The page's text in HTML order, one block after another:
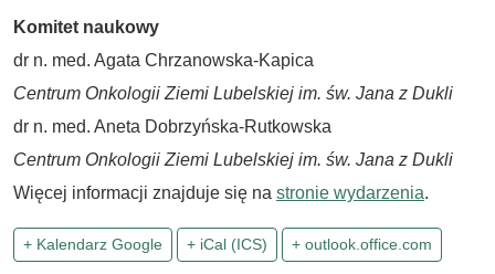
Komitet naukowy
dr n. med. Agata Chrzanowska-Kapica
Centrum Onkologii Ziemi Lubelskiej im. św. Jana z Dukli
dr n. med. Aneta Dobrzyńska-Rutkowska
Centrum Onkologii Ziemi Lubelskiej im. św. Jana z Dukli
Więcej informacji znajduje się na stronie wydarzenia.
+ Kalendarz Google + iCal (ICS) + outlook.office.com